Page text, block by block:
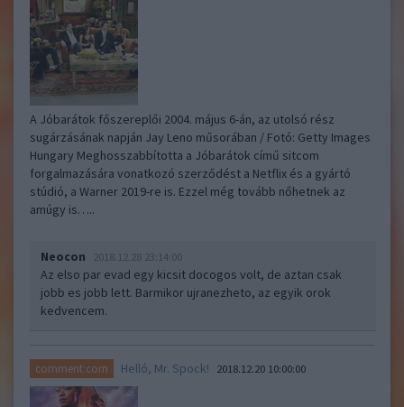
A Jóbarátok főszereplői 2004. május 6-án, az utolsó rész
sugárzásának napján Jay Leno műsorában / Fotó: Getty Images
Hungary Meghosszabbította a Jóbarátok című sitcom
forgalmazására vonatkozó szerződést a Netflix és a gyártó
stúdió, a Warner 2019-re is. Ezzel még tovább nőhetnek az
amúgy is…..
Neocon 2018.12.28 23:14:00
Az elso par evad egy kicsit docogos volt, de aztan csak
jobb es jobb lett. Barmikor ujranezheto, az egyik orok
kedvencem.
comment:com Helló, Mr. Spock! 2018.12.20 10:00:00